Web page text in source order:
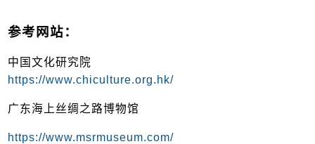
参考网站：
中国文化研究院
https://www.chiculture.org.hk/
广东海上丝绸之路博物馆
https://www.msrmuseum.com/